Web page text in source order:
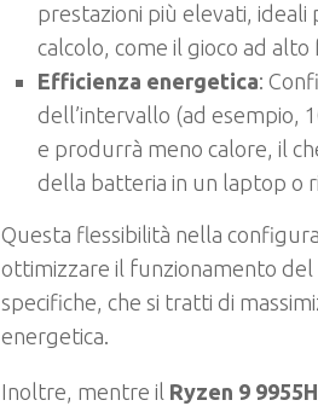
prestazioni più elevati,
calcolo, come il gioco ad
Efficienza energetica:
dell’intervallo (ad esempio,
e produrrà meno calore, il
della batteria in un laptop o
Questa flessibilità nella
ottimizzare il funzionamento del
specifiche, che si tratti di
energetica.
Inoltre, mentre il Ryzen 9